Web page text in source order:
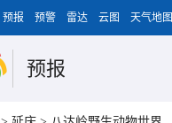
预报 预警 雷达 云图 天气地图
预报